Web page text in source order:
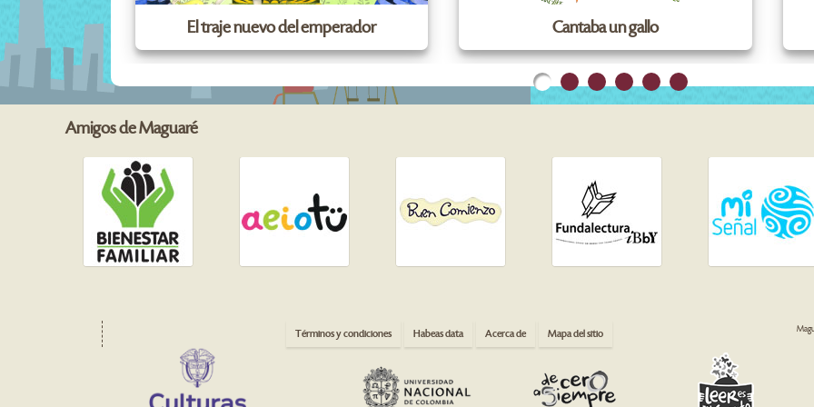
El traje nuevo del emperador Cantaba un gallo
Amigos de Maguaré
Términos y condiciones Habeas data Acerca de Mapa del sitio